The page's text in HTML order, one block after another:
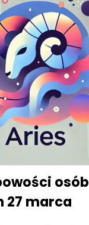
osób
27 marca